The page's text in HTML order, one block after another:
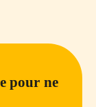
pour ne